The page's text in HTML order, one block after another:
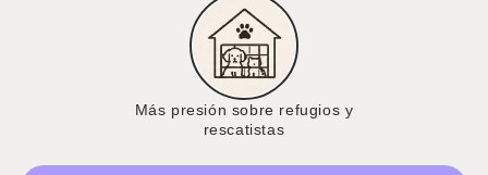
Más presión sobre refugios y
rescatistas